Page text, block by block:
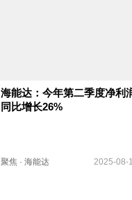
海能达：今年第二季度净利
同比增长26%
聚焦 · 海能达 2025-08-